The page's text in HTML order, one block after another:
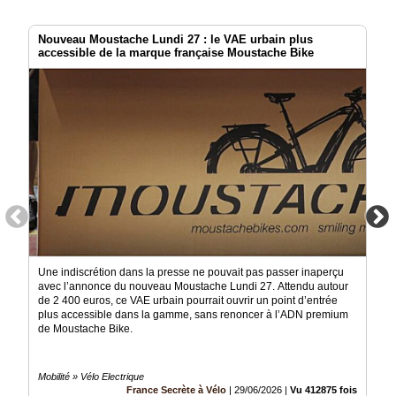
Nouveau Moustache Lundi 27 : le VAE urbain plus
accessible de la marque française Moustache Bike
Une indiscrétion dans la presse ne pouvait pas passer inaperçu
avec l’annonce du nouveau Moustache Lundi 27. Attendu autour
de 2 400 euros, ce VAE urbain pourrait ouvrir un point d’entrée
plus accessible dans la gamme, sans renoncer à l’ADN premium
de Moustache Bike.
Mobilité » Vélo Electrique
France Secrète à Vélo
29/06/2026 Vu 412875 fois